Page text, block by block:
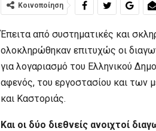
Κοινοποίηση
Έπειτα από συστηματικές και
ολοκληρώθηκαν επιτυχώς οι
για λογαριασμό του Ελληνικού
αφενός, του εργοστασίου και των
και Καστοριάς.
Και οι δύο διεθνείς ανοιχτοί